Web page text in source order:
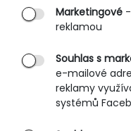
Marketingové
reklamou
Souhlas s
e-mailové
reklamy
systémů
PRŮVODCE
Obchodní podmínky
Rozměrové tabulky
Způsoby doručení
Ochrana osobních